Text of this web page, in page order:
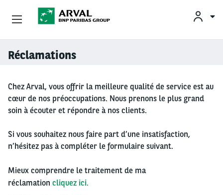
Aller au contenu principal
Réclamations
Chez Arval, vous offrir la meilleure qualité de service est au
cœur de nos préoccupations. Nous prenons le plus grand
soin à écouter et répondre à nos clients.
Si vous souhaitez nous faire part d’une insatisfaction,
n’hésitez pas à compléter le formulaire suivant.
Mieux comprendre le traitement de ma
réclamation cliquez ici.
OFFRES
MOBILITÉS DURABLES
CONTACTS